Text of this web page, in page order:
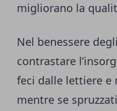
migliorano la
Nel benessere
contrastare
feci dalle lettiere e
mentre se